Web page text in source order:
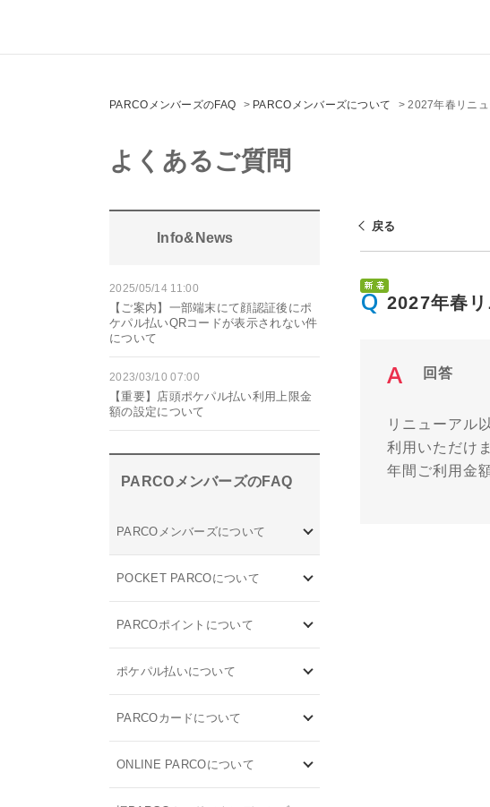
PARCOメンバーズのFAQ > PARCOメンバーズについて >2027年春リニュ
よくあるご質問
Info&News
2025/05/14 11:00
【ご案内】一部端末にて顔認証後にポ
ケパル払いQRコードが表示されない件
について
2023/03/10 07:00
【重要】店頭ポケパル払い利用上限金
額の設定について
PARCOメンバーズのFAQ
PARCOメンバーズについて
POCKET PARCOについて
PARCOポイントについて
ポケパル払いについて
PARCOカードについて
ONLINE PARCOについて
戻る
2027年春
回答
リニューアル
利用いただけ
年間ご利用金